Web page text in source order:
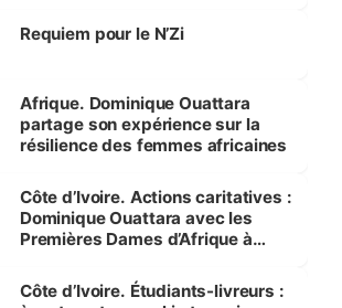
Requiem pour le N’Zi
Afrique. Dominique Ouattara
partage son expérience sur la
résilience des femmes africaines
Côte d’Ivoire. Actions caritatives :
Dominique Ouattara avec les
Premières Dames d’Afrique à
Côte d’Ivoire. Étudiants-livreurs :